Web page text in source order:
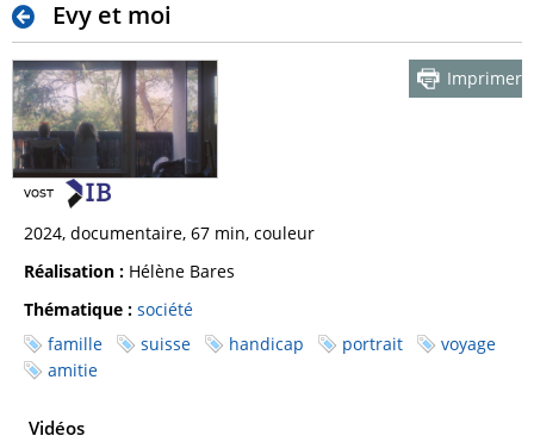
Evy et moi
Imprimer
2024, documentaire, 67 min, couleur
Réalisation : Hélène Bares
Thématique : société
famille
suisse handicap portrait
voyage
amitie
Vidéos